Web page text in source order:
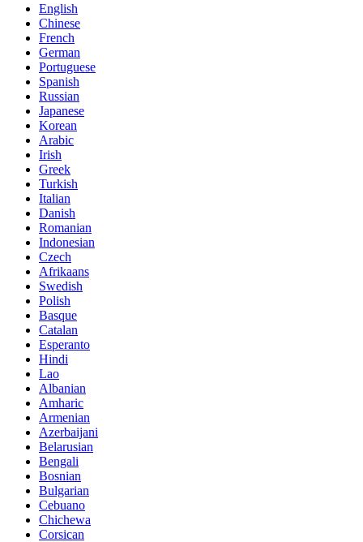
English
Chinese
French
German
Portuguese
Spanish
Russian
Japanese
Korean
Arabic
Irish
Greek
Turkish
Italian
Danish
Romanian
Indonesian
Czech
Afrikaans
Swedish
Polish
Basque
Catalan
Esperanto
Hindi
Lao
Albanian
Amharic
Armenian
Azerbaijani
Belarusian
Bengali
Bosnian
Bulgarian
Cebuano
Chichewa
Corsican